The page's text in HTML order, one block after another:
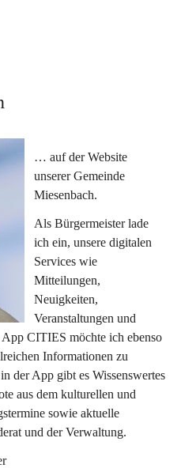
… auf der Website
unserer Gemeinde
Miesenbach.
Als Bürgermeister lade
ich ein, unsere digitalen
Services wie
Mitteilungen,
Neuigkeiten,
Veranstaltungen und
CITIES möchte ich ebenso
Informationen zu
der App gibt es Wissenswertes
aus dem kulturellen und
sowie aktuelle
und der Verwaltung.